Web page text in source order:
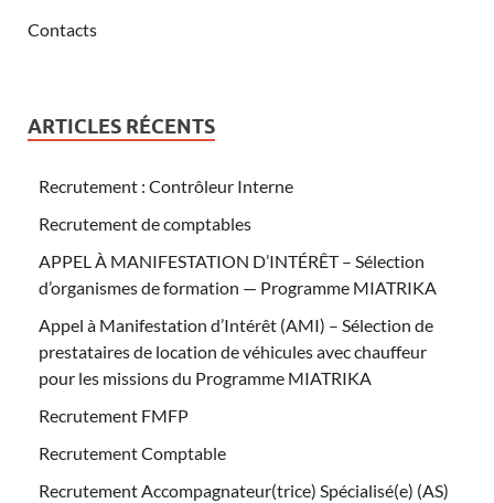
Contacts
ARTICLES RÉCENTS
Recrutement : Contrôleur Interne
Recrutement de comptables
APPEL À MANIFESTATION D’INTÉRÊT – Sélection
d’organismes de formation — Programme MIATRIKA
Appel à Manifestation d’Intérêt (AMI) – Sélection de
prestataires de location de véhicules avec chauffeur
pour les missions du Programme MIATRIKA
Recrutement FMFP
Recrutement Comptable
Recrutement Accompagnateur(trice) Spécialisé(e) (AS)